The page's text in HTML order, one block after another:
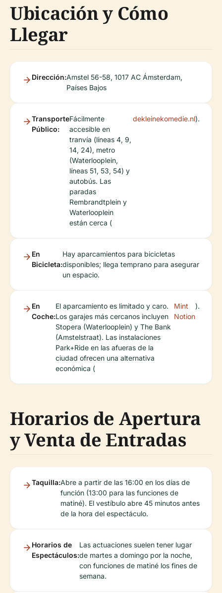
Ubicación y Cómo
Llegar
Dirección:Amstel 56-58, 1017 AC Ámsterdam,
Países Bajos
Transporte
Público:
Fácilmente
accesible en
tranvía (líneas 4, 9,
14, 24), metro
(Waterlooplein,
líneas 51, 53, 54) y
autobús. Las
paradas
Rembrandtplein y
Waterlooplein
están cerca (
dekleinekomedie.nl).
En
Bicicleta:
Hay aparcamientos para bicicletas
disponibles; llega temprano para asegurar
un espacio.
En
Coche:
El aparcamiento es limitado y caro.
Los garajes más cercanos incluyen
Stopera (Waterlooplein) y The Bank
(Amstelstraat). Las instalaciones
Park+Ride en las afueras de la
ciudad ofrecen una alternativa
económica (
Mint
Notion
).
Horarios de Apertura
y Venta de Entradas
Taquilla:Abre a partir de las 16:00 en los días de
función (13:00 para las funciones de
matiné). El vestíbulo abre 45 minutos antes
de la hora del espectáculo.
Horarios de
Espectáculos:
Las actuaciones suelen tener lugar
de martes a domingo por la noche,
con funciones de matiné los fines de
semana.